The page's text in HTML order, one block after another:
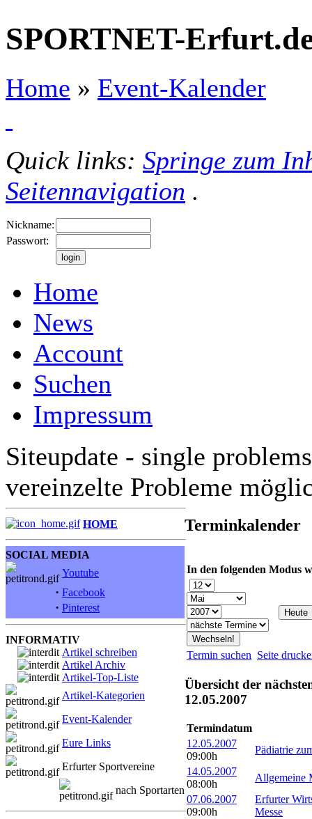
SPORTNET-
Home » Event-Kalender
Quick links: Springe zum
Seitennavigation .
Nickname:
Passwort:
Home
News
Account
Suchen
Impressum
Siteupdate - single
vereinzelte Probleme
HOME
SOCIAL MEDIA
Youtube
· Facebook
· Pinterest
INFORMATIV
Artikel schreiben
Artikel Archiv
Artikel-Top-Liste
Artikel-Kategorien
Event-Kalender
Eure Links
Erfurter Sportvereine
nach Sportarten
Terminkalender
In den folgenden Modus
Termin suchen Seite
Übersicht der
12.05.2007
Termindatum
12.05.2007
09:00h
Pädiatrie
14.05.2007
08:00h
Allgemeine
07.06.2007
09:00h
Erfurter
Messe